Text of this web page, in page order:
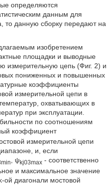
определяются
данным для
то данную сборку передают на
изобретением
площадки и выводные
измерительную цепь (Фиг. 2) и
пониженных и повышенных
коэффициенты
измерительной цепи в
охватывающих в
при эксплуатации.
по соотношениям
коэффициент
измерительной цепи
и, если
, ψ kj03max- соответственно
и максимальное значение
ой диагонали мостовой